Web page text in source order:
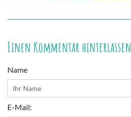
Einen Kommentar hinterlassen
Name
E-Mail: